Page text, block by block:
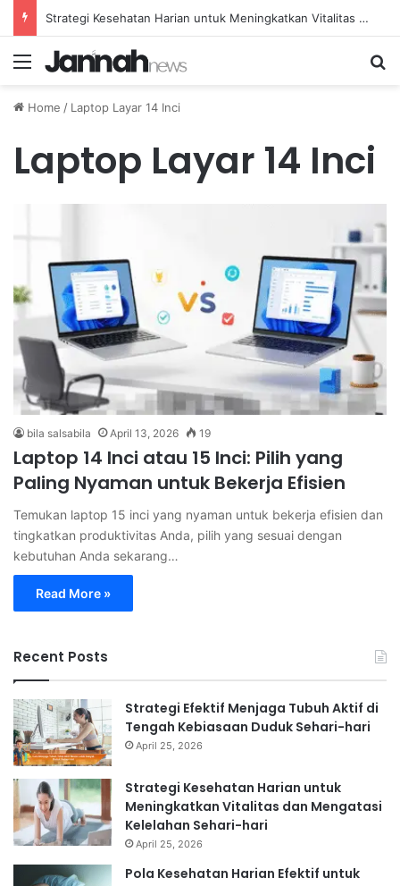
Pola Kesehatan Harian Efektif untuk Meningkatkan Kualitas Tidur yang Nyenyak
Menu
Home / Laptop Layar 14 Inci
Laptop Layar 14 Inci
bila salsabila April 13, 2026 19
Laptop 14 Inci atau 15 Inci: Pilih yang
Paling Nyaman untuk Bekerja Efisien
Temukan laptop 15 inci yang nyaman untuk bekerja efisien dan
tingkatkan produktivitas Anda, pilih yang sesuai dengan
kebutuhan Anda sekarang…
Read More »
Recent Posts
Strategi Efektif Menjaga Tubuh Aktif di
Tengah Kebiasaan Duduk Sehari-hari
April 25, 2026
Strategi Kesehatan Harian untuk
Meningkatkan Vitalitas dan Mengatasi
Kelelahan Sehari-hari
April 25, 2026
Pola Kesehatan Harian Efektif untuk